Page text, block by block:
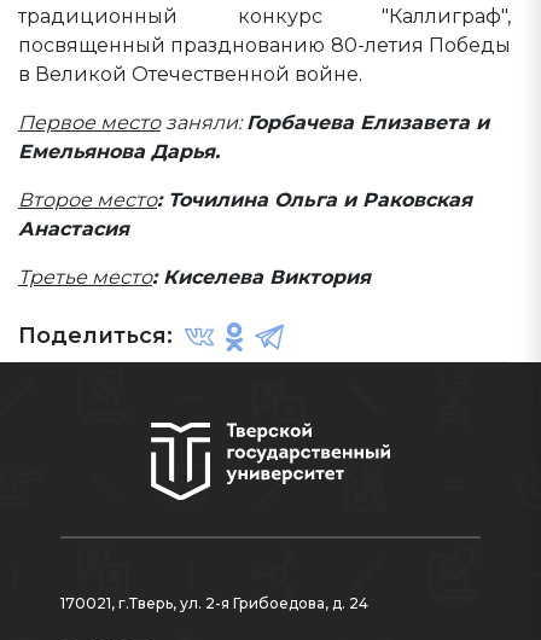
традиционный конкурс "Каллиграф",
посвященный празднованию 80-летия Победы
в Великой Отечественной войне.
Первое местозаняли:Горбачева Елизавета и
Емельянова Дарья.
Второе место: Точилина Ольга и Раковская
Анастасия
Третье место: Киселева Виктория
Поделиться:
170021, г.Тверь, ул. 2-я Грибоедова, д. 24